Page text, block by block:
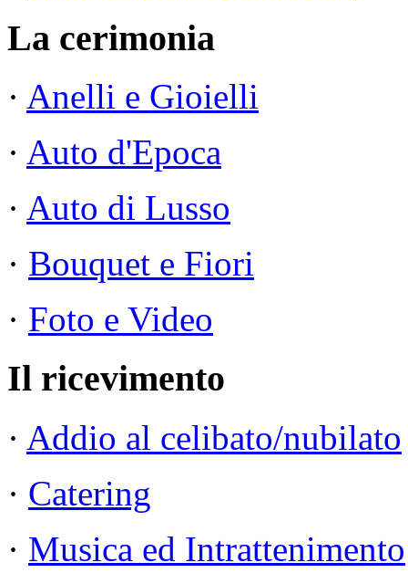
La cerimonia
· Anelli e Gioielli
· Auto d'Epoca
· Auto di Lusso
· Bouquet e Fiori
· Foto e Video
Il ricevimento
· Addio al celibato/nubilato
· Catering
· Musica ed Intrattenimento